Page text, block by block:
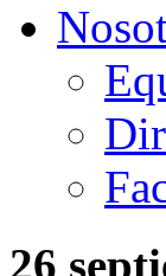
26